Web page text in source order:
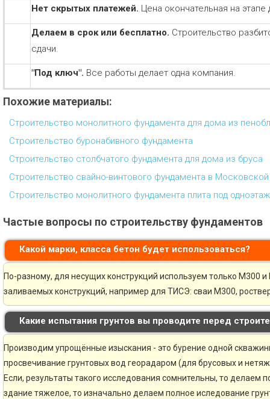
Нет скрытых платежей. Цена окончательная на этапе
Делаем в срок или бесплатно. Строительство
сдачи.
"Под ключ". Все работы делает одна компания.
Похожие материалы:
Строительство монолитного фундамента для дома из
Строительство буронабивного фундамента
Строительство столбчатого фундамента для дома из бруса
Строительство свайно-винтового фундамента в
Строительство монолитного фундамента плита под
Частые вопросы по строительству фундаментов
Какой марки, класса бетон будет использоваться?
По-разному, для несущих конструкций используем только М300
заливаемых конструкций, например для ТИСЭ: сваи М300,
Какие испытания грунтов вы проводите перед
Производим упрощённые изыскания - это бурение одной
просвечивание грунтовых вод георадаром (для брусовых и
Если, результаты такого исследования сомнительны, то делаем
здание тяжелое, то изначально делаем полное иследование